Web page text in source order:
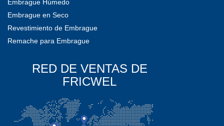
Embrague Húmedo
Embrague en Seco
Revestimiento de Embrague
Remache para Embrague
RED DE VENTAS DE
FRICWEL